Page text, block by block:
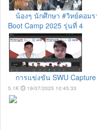
น้องๆ นักศึกษา #วิทย์คอม
Boot Camp 2025 รุ่นที่ 4
การแข่งขัน SWU
5.1K 19/07/2025 10:45:33